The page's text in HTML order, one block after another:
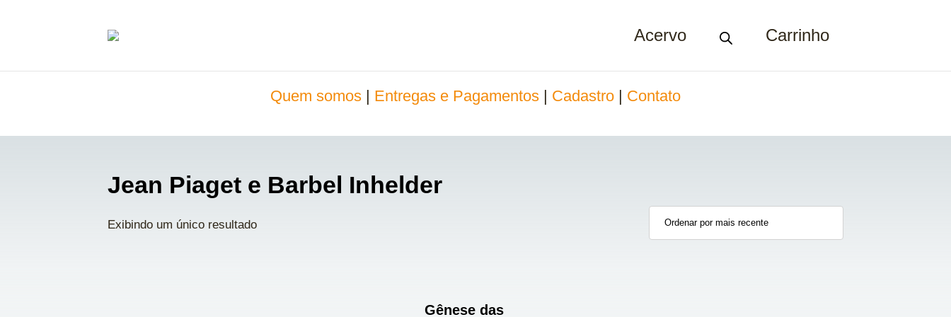
Acervo Carrinho
Quem somos Entregas e Pagamentos Cadastro Contato
Jean Piaget e Barbel Inhelder
Exibindo um único resultado
Gênese das